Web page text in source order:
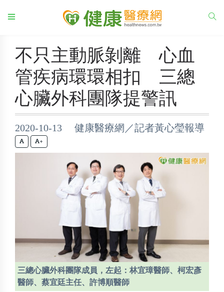
不只主動脈剝離 心血
管疾病環環相扣 三總
心臟外科團隊提警訊
2020-10-13 健康醫療網／記者黃心瑩報導
+
三總心臟外科團隊成員，左起：林宜璋醫師、柯宏彥
醫師、蔡宜廷主任、許博順醫師